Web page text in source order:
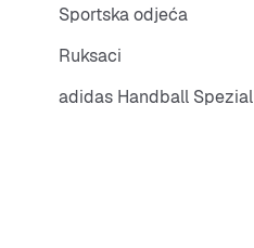
Sportska odjeća
Ruksaci
adidas Handball Spezial